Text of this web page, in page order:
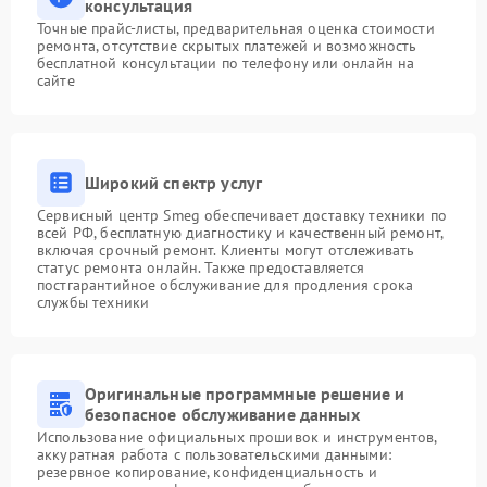
консультация
Точные прайс-листы, предварительная оценка стоимости
ремонта, отсутствие скрытых платежей и возможность
бесплатной консультации по телефону или онлайн на
сайте
Широкий спектр услуг
Сервисный центр Smeg обеспечивает доставку техники по
всей РФ, бесплатную диагностику и качественный ремонт,
включая срочный ремонт. Клиенты могут отслеживать
статус ремонта онлайн. Также предоставляется
постгарантийное обслуживание для продления срока
службы техники
Оригинальные программные решение и
безопасное обслуживание данных
Использование официальных прошивок и инструментов,
аккуратная работа с пользовательскими данными:
резервное копирование, конфиденциальность и